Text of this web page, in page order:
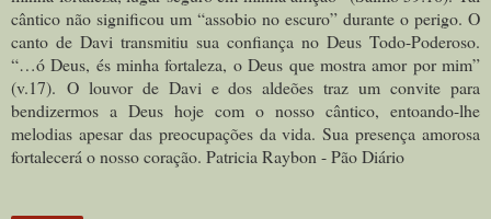
cântico não significou um “assobio no escuro” durante o perigo. O
canto de Davi transmitiu sua confiança no Deus Todo-Poderoso.
“…ó Deus, és minha fortaleza, o Deus que mostra amor por mim”
(v.17). O louvor de Davi e dos aldeões traz um convite para
bendizermos a Deus hoje com o nosso cântico, entoando-lhe
melodias apesar das preocupações da vida. Sua presença amorosa
fortalecerá o nosso coração. Patricia Raybon - Pão Diário